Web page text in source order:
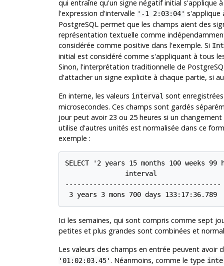
qui entraîne qu'un signe négatif initial s'applique
l'expression d'intervalle '-1 2:03:04' s'applique
PostgreSQL permet que les champs aient des
représentation textuelle comme
considérée comme positive dans l'exemple. Si
initial est considéré comme s'appliquant à tous
Sinon, l'interprétation traditionnelle de
d'attacher un signe explicite à chaque partie, si
En interne, les valeurs interval sont
microsecondes. Ces champs sont gardés
jour peut avoir 23 ou 25 heures si un
utilise d'autres unités est normalisée dans ce
exemple :
SELECT '2 years 15 months 100 weeks
               interval
---------------------------------------
Ici les semaines, qui sont compris comme sept
petites et plus grandes sont combinées et
Les valeurs des champs en entrée peuvent
'01:02:03.45'. Néanmoins, comme le type